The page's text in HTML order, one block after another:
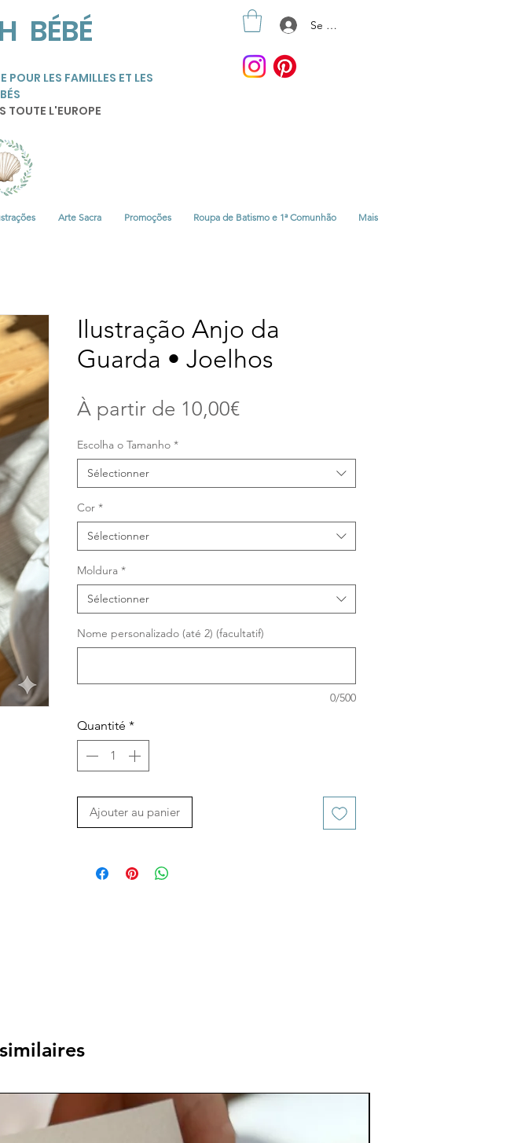
BÉBÉ
LES FAMILLES ET LES
TOUTE L'EUROPE
Se connecter
Arte Sacra Promoções Roupa de Batismo e 1ª Comunhão Mais
Ilustração Anjo da
Guarda • Joelhos
À partir de 10,00€Prix
Escolha o Tamanho *
Sélectionner
Cor *
Sélectionner
Moldura *
Sélectionner
Nome personalizado (até 2) (facultatif)
0/500
Quantité *
Ajouter au panier